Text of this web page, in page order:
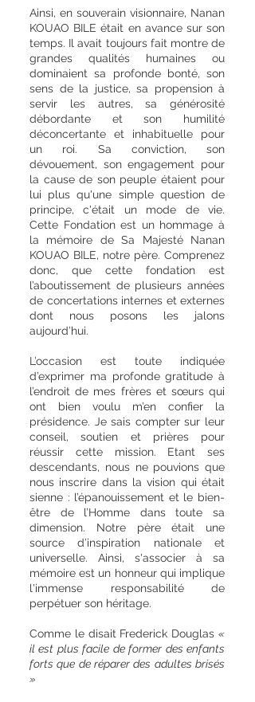
Ainsi, en souverain visionnaire, Nanan
KOUAO BILE était en avance sur son
temps. Il avait toujours fait montre de
grandes qualités humaines ou
dominaient sa profonde bonté, son
sens de la justice, sa propension à
servir les autres, sa générosité
débordante et son humilité
déconcertante et inhabituelle pour
un roi. Sa conviction, son
dévouement, son engagement pour
la cause de son peuple étaient pour
lui plus qu'une simple question de
principe, c'était un mode de vie.
Cette Fondation est un hommage à
la mémoire de Sa Majesté Nanan
KOUAO BILE, notre père. Comprenez
donc, que cette fondation est
l’aboutissement de plusieurs années
de concertations internes et externes
dont nous posons les jalons
aujourd’hui.
L’occasion est toute indiquée
d’exprimer ma profonde gratitude à
l’endroit de mes frères et sœurs qui
ont bien voulu m’en confier la
présidence. Je sais compter sur leur
conseil, soutien et prières pour
réussir cette mission. Etant ses
descendants, nous ne pouvions que
nous inscrire dans la vision qui était
sienne : l’épanouissement et le bien-
être de l’Homme dans toute sa
dimension. Notre père était une
source d’inspiration nationale et
universelle. Ainsi, s'associer à sa
mémoire est un honneur qui implique
l'immense responsabilité de
perpétuer son héritage.
Comme le disait Frederick Douglas «
il est plus facile de former des enfants
forts que de réparer des adultes brisés
»